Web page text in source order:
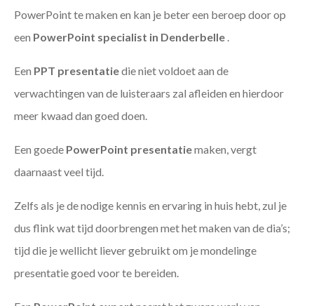
PowerPoint te maken en kan je beter een beroep door op
een PowerPoint specialist in Denderbelle .
Een PPT presentatiedie niet voldoet aan de
verwachtingen van de luisteraars zal afleiden en hierdoor
meer kwaad dan goed doen.
Een goede PowerPoint presentatiemaken, vergt
daarnaast veel tijd.
Zelfs als je de nodige kennis en ervaring in huis hebt, zul je
dus flink wat tijd doorbrengen met het maken van de dia’s;
tijd die je wellicht liever gebruikt om je mondelinge
presentatie goed voor te bereiden.